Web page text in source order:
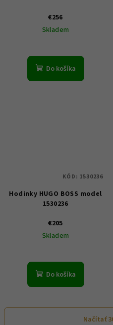
€256
Skladem
Do košíka
Hodinky HUGO BOSS model
1530236
€205
Skladem
Do košíka
KÓD: 1530236
Načítať